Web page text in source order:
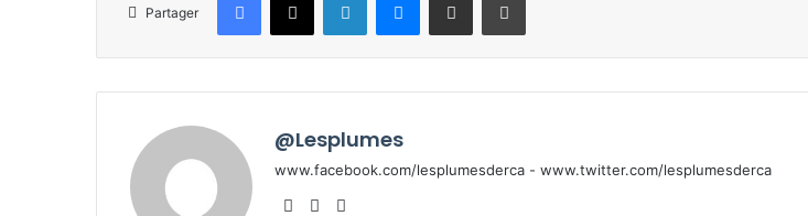
Partager
@Lesplumes
www.facebook.com/lesplumesderca - www.twitter.com/lesplumesderca
WebsiteFacebook